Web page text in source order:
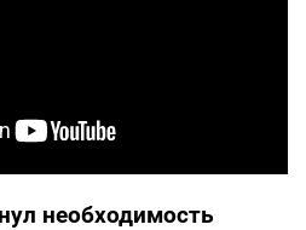
необходимость